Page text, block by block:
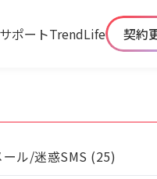
サポートTrendLife 契約
ール/迷惑SMS (25)